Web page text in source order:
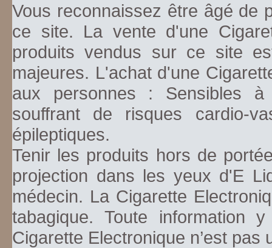
Vous reconnaissez être âgé de
ce site. La vente d'une
produits vendus sur ce site
majeures. L'achat d'une
aux personnes : Sensibles
souffrant de risques cardio-
épileptiques.
Tenir les produits hors de
projection dans les yeux d'E
médecin. La Cigarette
tabagique. Toute information
Cigarette Electronique n’est pas